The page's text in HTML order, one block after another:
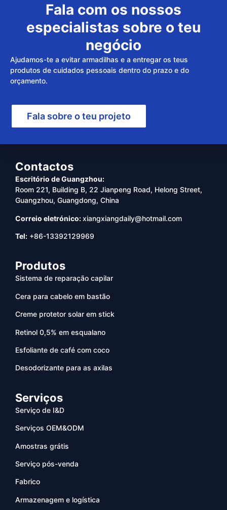
Fala com os nossos
especialistas sobre o teu
negócio
Ajudamos-te a evitar armadilhas e a entregar os teus
produtos de cuidados pessoais dentro do prazo e do
orçamento.
Fala sobre o teu projeto
Contactos
Escritório de Guangzhou:
Room 221, Building B, 22 Jianpeng Road, Helong Street,
Guangzhou, Guangdong, China
Correio eletrónico:xiangxiangdaily@hotmail.com
Tel: +86-13392129969
Produtos
Sistema de reparação capilar
Cera para cabelo em bastão
Creme protetor solar em stick
Retinol 0,5% em esqualano
Esfoliante de café com coco
Desodorizante para as axilas
Serviços
Serviço de I&D
Serviços OEM&ODM
Amostras grátis
Serviço pós-venda
Fabrico
Armazenagem e logística